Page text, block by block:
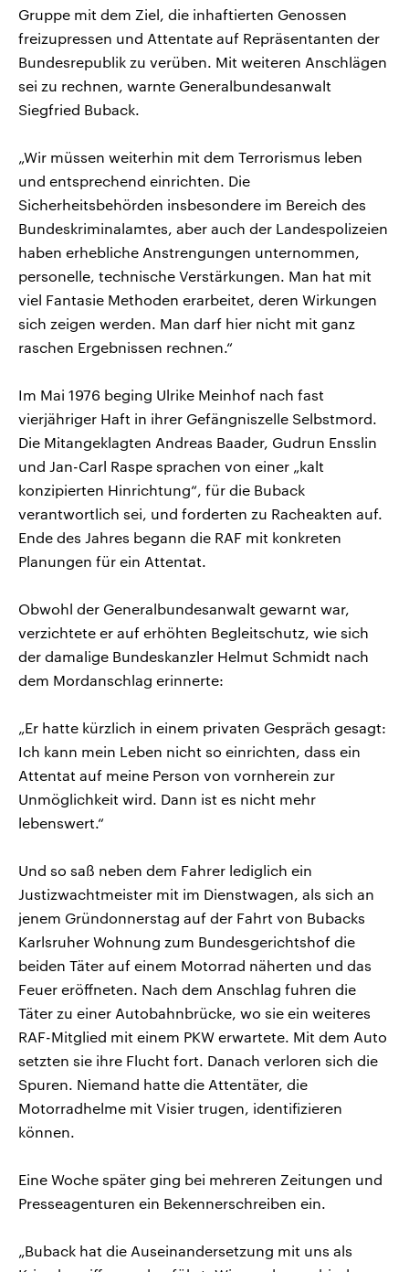
Gruppe mit dem Ziel, die inhaftierten Genossen
freizupressen und Attentate auf Repräsentanten der
Bundesrepublik zu verüben. Mit weiteren Anschlägen
sei zu rechnen, warnte Generalbundesanwalt
Siegfried Buback.
„Wir müssen weiterhin mit dem Terrorismus leben
und entsprechend einrichten. Die
Sicherheitsbehörden insbesondere im Bereich des
Bundeskriminalamtes, aber auch der Landespolizeien
haben erhebliche Anstrengungen unternommen,
personelle, technische Verstärkungen. Man hat mit
viel Fantasie Methoden erarbeitet, deren Wirkungen
sich zeigen werden. Man darf hier nicht mit ganz
raschen Ergebnissen rechnen.“
Im Mai 1976 beging Ulrike Meinhof nach fast
vierjähriger Haft in ihrer Gefängniszelle Selbstmord.
Die Mitangeklagten Andreas Baader, Gudrun Ensslin
und Jan-Carl Raspe sprachen von einer „kalt
konzipierten Hinrichtung“, für die Buback
verantwortlich sei, und forderten zu Racheakten auf.
Ende des Jahres begann die RAF mit konkreten
Planungen für ein Attentat.
Obwohl der Generalbundesanwalt gewarnt war,
verzichtete er auf erhöhten Begleitschutz, wie sich
der damalige Bundeskanzler Helmut Schmidt nach
dem Mordanschlag erinnerte:
„Er hatte kürzlich in einem privaten Gespräch gesagt:
Ich kann mein Leben nicht so einrichten, dass ein
Attentat auf meine Person von vornherein zur
Unmöglichkeit wird. Dann ist es nicht mehr
lebenswert.“
Und so saß neben dem Fahrer lediglich ein
Justizwachtmeister mit im Dienstwagen, als sich an
jenem Gründonnerstag auf der Fahrt von Bubacks
Karlsruher Wohnung zum Bundesgerichtshof die
beiden Täter auf einem Motorrad näherten und das
Feuer eröffneten. Nach dem Anschlag fuhren die
Täter zu einer Autobahnbrücke, wo sie ein weiteres
RAF-Mitglied mit einem PKW erwartete. Mit dem Auto
setzten sie ihre Flucht fort. Danach verloren sich die
Spuren. Niemand hatte die Attentäter, die
Motorradhelme mit Visier trugen, identifizieren
können.
Eine Woche später ging bei mehreren Zeitungen und
Presseagenturen ein Bekennerschreiben ein.
„Buback hat die Auseinandersetzung mit uns als